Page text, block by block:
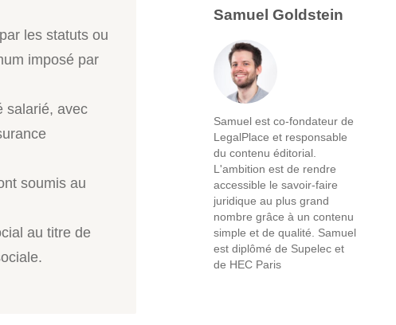
les statuts ou
imposé par
salarié, avec
soumis au
au titre de
Samuel Goldstein
Samuel est co-fondateur de
LegalPlace et responsable
du contenu éditorial.
L'ambition est de rendre
accessible le savoir-faire
juridique au plus grand
nombre grâce à un contenu
simple et de qualité. Samuel
est diplômé de Supelec et
de HEC Paris